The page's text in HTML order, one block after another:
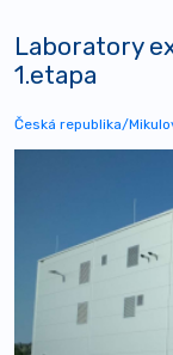
Laboratory
1.etapa
Česká republika/